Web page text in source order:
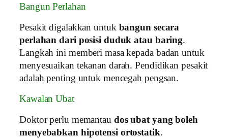
Bangun Perlahan
Pesakit digalakkan untuk bangun secara
perlahan dari posisi duduk atau baring.
Langkah ini memberi masa kepada badan untuk
menyesuaikan tekanan darah. Pendidikan pesakit
adalah penting untuk mencegah pengsan.
Kawalan Ubat
Doktor perlu memantau dos ubat yang boleh
menyebabkan hipotensi ortostatik.